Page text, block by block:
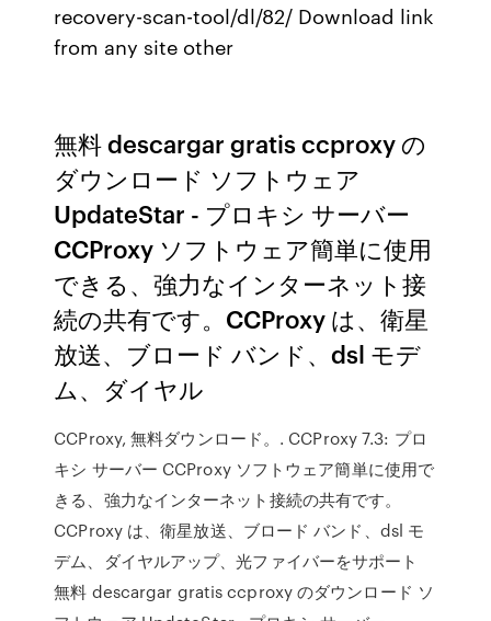
recovery-scan-tool/dl/82/ Download link
from any site other
無料 descargar gratis ccproxy の
ダウンロード ソフトウェア
UpdateStar - プロキシ サーバー
CCProxy ソフトウェア簡単に使用
できる、強力なインターネット接
続の共有です。CCProxy は、衛星
放送、ブロード バンド、dsl モデ
ム、ダイヤル
CCProxy, 無料ダウンロード。. CCProxy 7.3: プロ
キシ サーバー CCProxy ソフトウェア簡単に使用で
きる、強力なインターネット接続の共有です。
CCProxy は、衛星放送、ブロード バンド、dsl モ
デム、ダイヤルアップ、光ファイバーをサポート
無料 descargar gratis ccproxy のダウンロード ソ